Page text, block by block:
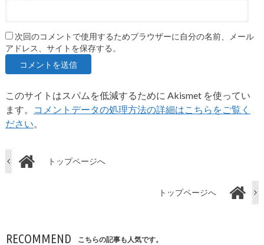
次回のコメントで使用するためブラウザーに自分の名前、メール
アドレス、サイトを保存する。
このサイトはスパムを低減するために Akismet を使ってい
ます。
コメントデータの処理方法の詳細はこちらをご覧く
ださい。
トップページへ
トップページへ
RECOMMEND こちらの記事も人気です。